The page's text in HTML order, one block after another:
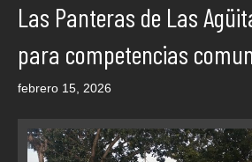
Las Panteras de Las
para competencias
febrero 15, 2026